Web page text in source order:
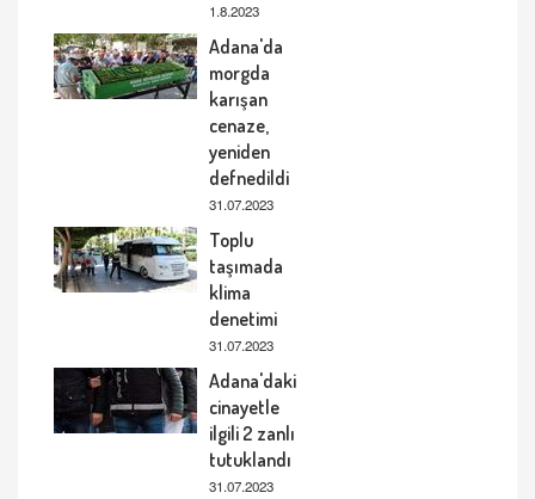
1.8.2023
Adana'da
morgda
karışan
cenaze,
yeniden
defnedildi
31.07.2023
Toplu
taşımada
klima
denetimi
31.07.2023
Adana'daki
cinayetle
ilgili 2 zanlı
tutuklandı
31.07.2023